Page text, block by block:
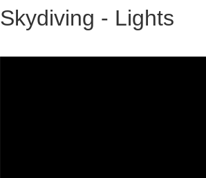
Skydiving - Lights